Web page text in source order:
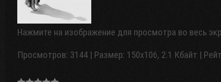
Нажмите на изображение для просмотра во весь
Просмотров: 3144 | Размер: 150x106, 2.1 Кбайт |